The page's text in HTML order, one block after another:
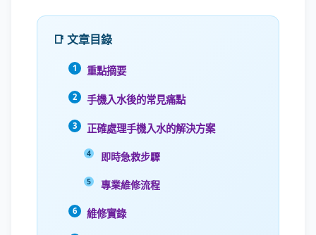
📑 文章目錄
重點摘要
手機入水後的常見痛點
正確處理手機入水的解決方案
即時急救步驟
專業維修流程
維修實錄